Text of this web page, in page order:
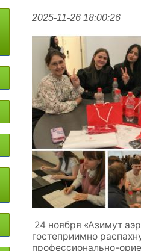
2025-11-26 18:00:26
24 ноября «Азимут
гостеприимно
профессионально-